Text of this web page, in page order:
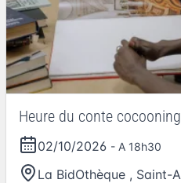
Heure du conte cocooning
02/10/2026 - A 18h30
La BidOthèque , Saint-